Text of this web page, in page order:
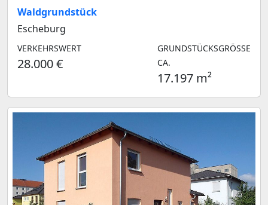
Waldgrundstück
Escheburg
VERKEHRSWERT
28.000 €
GRUNDSTÜCKSGRÖSSE C
A.
17.197 m²